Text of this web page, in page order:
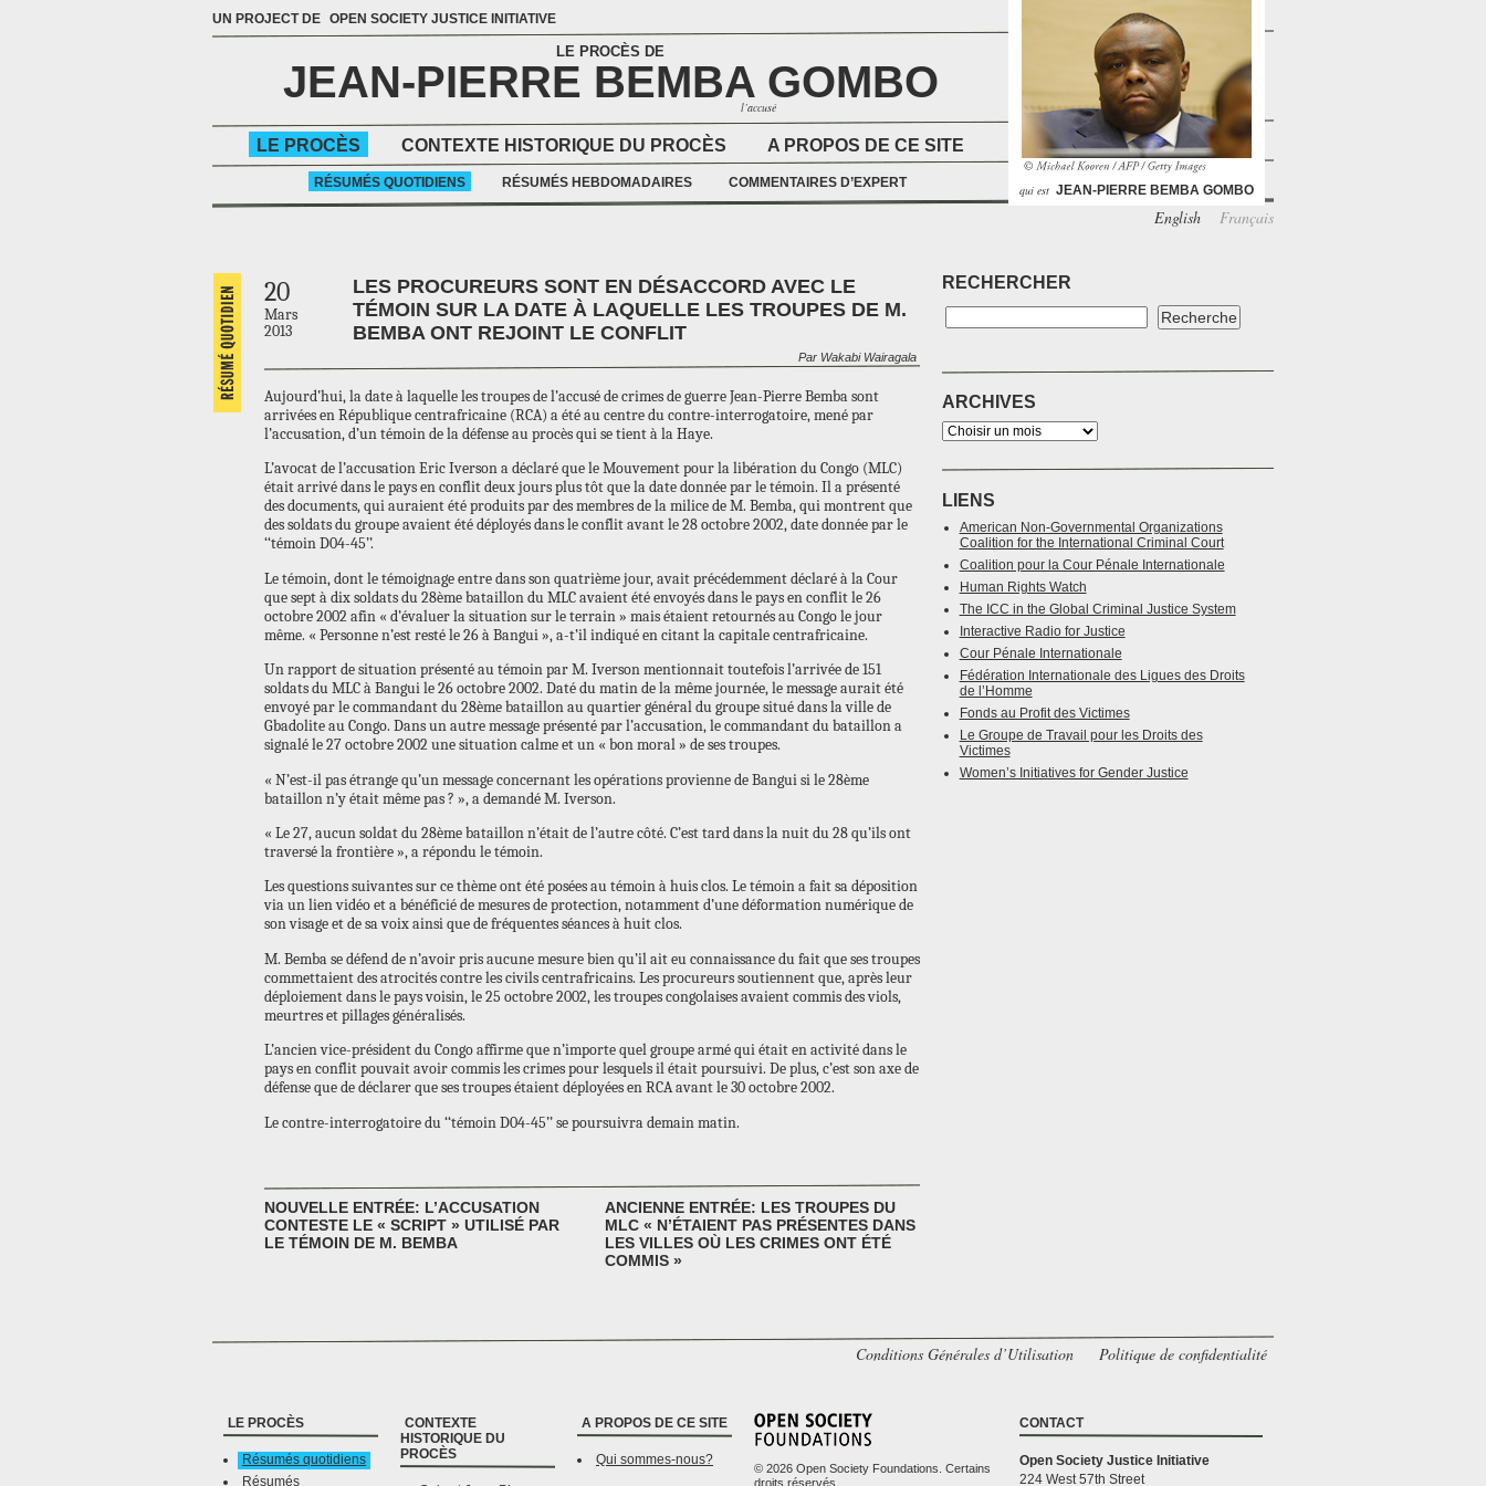
UN PROJECT DE OPEN SOCIETY JUSTICE INITIATIVE
LE PROCÈS DE
JEAN-PIERRE BEMBA GOMBO
l’accusé
LE PROCÈS CONTEXTE HISTORIQUE DU PROCÈS A PROPOS DE CE SITE
RÉSUMÉS QUOTIDIENS RÉSUMÉS HEBDOMADAIRES COMMENTAIRES D’EXPERT
English Français
qui est JEAN-PIERRE BEMBA GOMBO
20
Mars
2013
LES PROCUREURS SONT EN DÉSACCORD AVEC LE
TÉMOIN SUR LA DATE À LAQUELLE LES TROUPES DE M.
BEMBA ONT REJOINT LE CONFLIT
Par Wakabi Wairagala
Aujourd’hui, la date à laquelle les troupes de l’accusé de crimes de guerre Jean-Pierre Bemba sont
arrivées en République centrafricaine (RCA) a été au centre du contre-interrogatoire, mené par
l’accusation, d’un témoin de la défense au procès qui se tient à la Haye.
L’avocat de l’accusation Eric Iverson a déclaré que le Mouvement pour la libération du Congo (MLC)
était arrivé dans le pays en conflit deux jours plus tôt que la date donnée par le témoin. Il a présenté
des documents, qui auraient été produits par des membres de la milice de M. Bemba, qui montrent que
des soldats du groupe avaient été déployés dans le conflit avant le 28 octobre 2002, date donnée par le
‘‘témoin D04-45’’.
Le témoin, dont le témoignage entre dans son quatrième jour, avait précédemment déclaré à la Cour
que sept à dix soldats du 28ème bataillon du MLC avaient été envoyés dans le pays en conflit le 26
octobre 2002 afin « d’évaluer la situation sur le terrain » mais étaient retournés au Congo le jour
même. « Personne n’est resté le 26 à Bangui », a-t’il indiqué en citant la capitale centrafricaine.
Un rapport de situation présenté au témoin par M. Iverson mentionnait toutefois l’arrivée de 151
soldats du MLC à Bangui le 26 octobre 2002. Daté du matin de la même journée, le message aurait été
envoyé par le commandant du 28ème bataillon au quartier général du groupe situé dans la ville de
Gbadolite au Congo. Dans un autre message présenté par l’accusation, le commandant du bataillon a
signalé le 27 octobre 2002 une situation calme et un « bon moral » de ses troupes.
« N’est-il pas étrange qu’un message concernant les opérations provienne de Bangui si le 28ème
bataillon n’y était même pas ? », a demandé M. Iverson.
« Le 27, aucun soldat du 28ème bataillon n’était de l’autre côté. C’est tard dans la nuit du 28 qu’ils ont
traversé la frontière », a répondu le témoin.
Les questions suivantes sur ce thème ont été posées au témoin à huis clos. Le témoin a fait sa déposition
via un lien vidéo et a bénéficié de mesures de protection, notamment d’une déformation numérique de
son visage et de sa voix ainsi que de fréquentes séances à huit clos.
M. Bemba se défend de n’avoir pris aucune mesure bien qu’il ait eu connaissance du fait que ses troupes
commettaient des atrocités contre les civils centrafricains. Les procureurs soutiennent que, après leur
déploiement dans le pays voisin, le 25 octobre 2002, les troupes congolaises avaient commis des viols,
meurtres et pillages généralisés.
L’ancien vice-président du Congo affirme que n’importe quel groupe armé qui était en activité dans le
pays en conflit pouvait avoir commis les crimes pour lesquels il était poursuivi. De plus, c’est son axe de
défense que de déclarer que ses troupes étaient déployées en RCA avant le 30 octobre 2002.
Le contre-interrogatoire du ‘‘témoin D04-45’’ se poursuivra demain matin.
ANCIENNE ENTRÉE: LES TROUPES DU
MLC « N’ÉTAIENT PAS PRÉSENTES DANS
LES VILLES OÙ LES CRIMES ONT ÉTÉ
COMMIS »
NOUVELLE ENTRÉE: L’ACCUSATION
CONTESTE LE « SCRIPT » UTILISÉ PAR
LE TÉMOIN DE M. BEMBA
RECHERCHER
ARCHIVES
LIENS
American Non-Governmental Organizations
Coalition for the International Criminal Court
Coalition pour la Cour Pénale Internationale
Human Rights Watch
The ICC in the Global Criminal Justice System
Interactive Radio for Justice
Cour Pénale Internationale
Fédération Internationale des Ligues des Droits
de l’Homme
Fonds au Profit des Victimes
Le Groupe de Travail pour les Droits des
Victimes
Women’s Initiatives for Gender Justice
Conditions Générales d’Utilisation Politique de confidentialité
LE PROCÈS
Résumés quotidiens
Résumés
CONTEXTE
HISTORIQUE DU
PROCÈS
A PROPOS DE CE SITE
Qui sommes-nous?
© 2026 Open Society Foundations. Certains
droits réservés.
CONTACT
Open Society Justice Initiative
224 West 57th Street